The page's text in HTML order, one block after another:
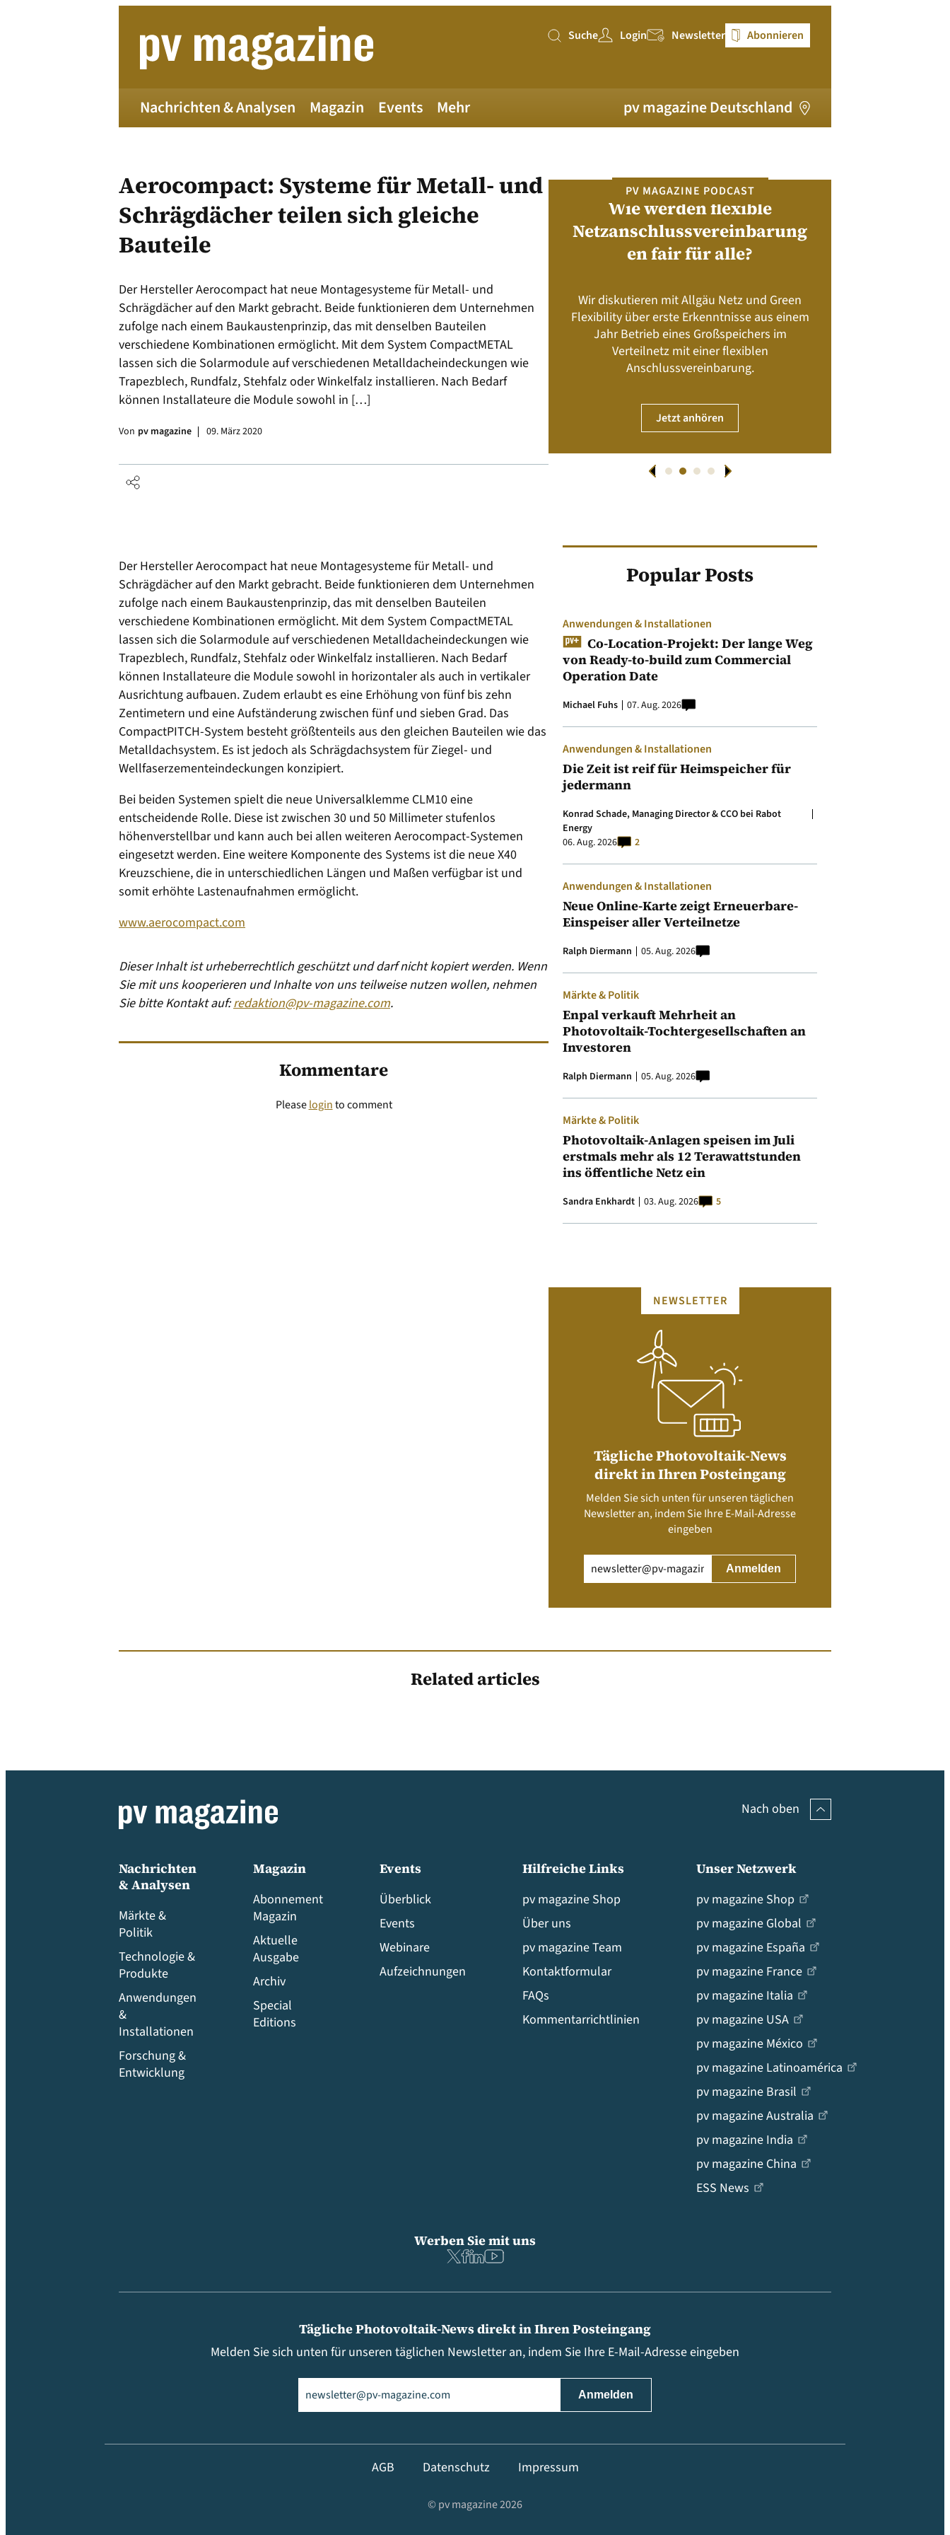
Suche
Suche Login Newsletter Abonnieren
Nachrichten & Analysen Magazin Events Mehr pv magazine Deutschland
Aerocompact: Systeme für Metall- und
Schrägdächer teilen sich gleiche
Bauteile
Der Hersteller Aerocompact hat neue Montagesysteme für Metall- und
Schrägdächer auf den Markt gebracht. Beide funktionieren dem Unternehmen
zufolge nach einem Baukaustenprinzip, das mit denselben Bauteilen
verschiedene Kombinationen ermöglicht. Mit dem System CompactMETAL
lassen sich die Solarmodule auf verschiedenen Metalldacheindeckungen wie
Trapezblech, Rundfalz, Stehfalz oder Winkelfalz installieren. Nach Bedarf
können Installateure die Module sowohl in […]
Von pv magazine 09. März 2020
Der Hersteller Aerocompact hat neue Montagesysteme für Metall- und
Schrägdächer auf den Markt gebracht. Beide funktionieren dem Unternehmen
zufolge nach einem Baukaustenprinzip, das mit denselben Bauteilen
verschiedene Kombinationen ermöglicht. Mit dem System CompactMETAL
lassen sich die Solarmodule auf verschiedenen Metalldacheindeckungen wie
Trapezblech, Rundfalz, Stehfalz oder Winkelfalz installieren. Nach Bedarf
können Installateure die Module sowohl in horizontaler als auch in vertikaler
Ausrichtung aufbauen. Zudem erlaubt es eine Erhöhung von fünf bis zehn
Zentimetern und eine Aufständerung zwischen fünf und sieben Grad. Das
CompactPITCH-System besteht größtenteils aus den gleichen Bauteilen wie das
Metalldachsystem. Es ist jedoch als Schrägdachsystem für Ziegel- und
Wellfaserzementeindeckungen konzipiert.
Bei beiden Systemen spielt die neue Universalklemme CLM10 eine
entscheidende Rolle. Diese ist zwischen 30 und 50 Millimeter stufenlos
höhenverstellbar und kann auch bei allen weiteren Aerocompact-Systemen
eingesetzt werden. Eine weitere Komponente des Systems ist die neue X40
Kreuzschiene, die in unterschiedlichen Längen und Maßen verfügbar ist und
somit erhöhte Lastenaufnahmen ermöglicht.
www.aerocompact.com
Dieser Inhalt ist urheberrechtlich geschützt und darf nicht kopiert werden. Wenn
Sie mit uns kooperieren und Inhalte von uns teilweise nutzen wollen, nehmen
Sie bitte Kontakt auf:redaktion@pv-magazine.com.
Kommentare
Pleaseloginto comment
PV MAGAZINE DEUTSCHLAND
Juni-Ausgabe 2026
Alles neu? Rahmenbedingungen, Produkte,
Energiemanagement und Speicher-
Geschäftsmodelle
Jetzt kaufen
PV MAGAZINE PODCAST
Wie werden flexible
Netzanschlussvereinbarung
en fair für alle?
Wir diskutieren mit Allgäu Netz und Green
Flexibility über erste Erkenntnisse aus einem
Jahr Betrieb eines Großspeichers im
Verteilnetz mit einer flexiblen
Anschlussvereinbarung.
Jetzt anhören
Popular Posts
Anwendungen & Installationen
Co-Location-Projekt: Der lange Weg
von Ready-to-build zum Commercial
Operation Date
Michael Fuhs 07. Aug. 2026
Anwendungen & Installationen
Die Zeit ist reif für Heimspeicher für
jedermann
Konrad Schade, Managing Director & CCO bei Rabot
Energy
06. Aug. 2026
2
Anwendungen & Installationen
Neue Online-Karte zeigt Erneuerbare-
Einspeiser aller Verteilnetze
Ralph Diermann 05. Aug. 2026
Märkte & Politik
Enpal verkauft Mehrheit an
Photovoltaik-Tochtergesellschaften an
Investoren
Ralph Diermann 05. Aug. 2026
Märkte & Politik
Photovoltaik-Anlagen speisen im Juli
erstmals mehr als 12 Terawattstunden
ins öffentliche Netz ein
Sandra Enkhardt 03. Aug. 2026 5
NEWSLETTER
Tägliche Photovoltaik-News
direkt in Ihren Posteingang
Melden Sie sich unten für unseren täglichen
Newsletter an, indem Sie Ihre E-Mail-Adresse
eingeben
(erforderlich)
Related articles
Nach oben
Nachrichten
& Analysen
Märkte &
Politik
Technologie &
Produkte
Anwendungen
&
Installationen
Forschung &
Entwicklung
Magazin
Abonnement
Magazin
Aktuelle
Ausgabe
Archiv
Special
Editions
Events
Überblick
Events
Webinare
Aufzeichnungen
Hilfreiche Links
pv magazine Shop
Über uns
pv magazine Team
Kontaktformular
FAQs
Kommentarrichtlinien
Unser Netzwerk
pv magazine Shop
pv magazine Global
pv magazine España
pv magazine France
pv magazine Italia
pv magazine USA
pv magazine México
pv magazine Latinoamérica
pv magazine Brasil
pv magazine Australia
pv magazine India
pv magazine China
ESS News
Tägliche Photovoltaik-News direkt in Ihren Posteingang
Melden Sie sich unten für unseren täglichen Newsletter an, indem Sie Ihre E-Mail-Adresse eingeben
(erforderlich)
Werben Sie mit uns
AGB Datenschutz Impressum
© pv magazine 2026